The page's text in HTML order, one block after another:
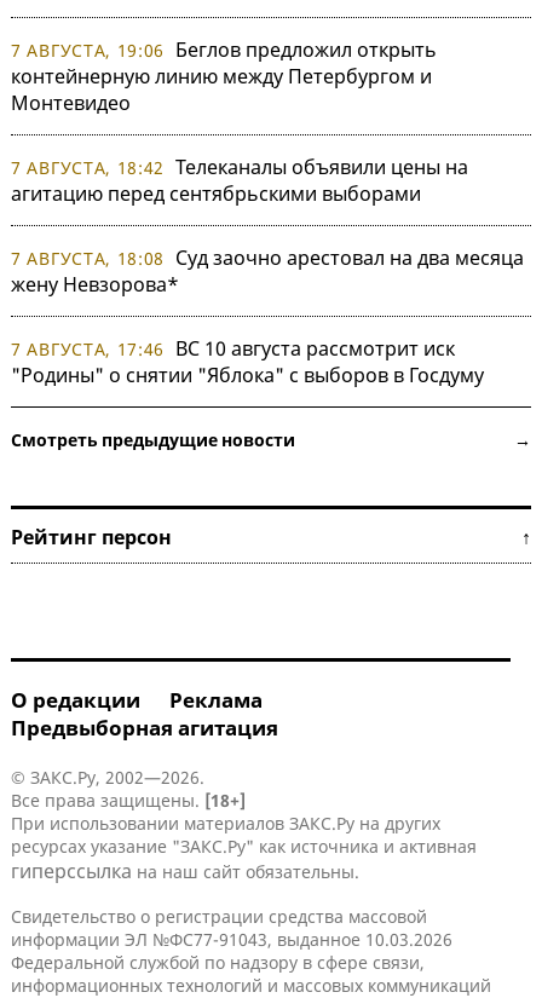
7 АВГУСТА, 19:06
Беглов предложил открыть
контейнерную линию между Петербургом и
Монтевидео
7 АВГУСТА, 18:42 Телеканалы объявили цены на
агитацию перед сентябрьскими выборами
7 АВГУСТА, 18:08
Суд заочно арестовал на два месяца
жену Невзорова*
7 АВГУСТА, 17:46
ВС 10 августа рассмотрит иск
"Родины" о снятии "Яблока" с выборов в Госдуму
Смотреть предыдущие новости →
Рейтинг персон ↑
О редакции
Реклама
Предвыборная агитация
© ЗАКС.Ру, 2002—2026.
Все права защищены. [18+]
При использовании материалов ЗАКС.Ру на других
ресурсах указание "ЗАКС.Ру" как источника и активная
гиперссылка на наш сайт обязательны.
Свидетельство о регистрации средства массовой
информации ЭЛ №ФС77-91043, выданное 10.03.2026
Федеральной службой по надзору в сфере связи,
информационных технологий и массовых коммуникаций